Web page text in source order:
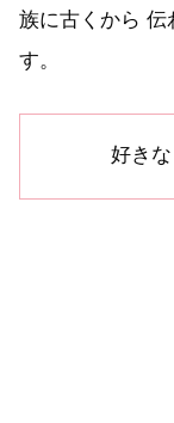
族に古くから 伝
す。
好き